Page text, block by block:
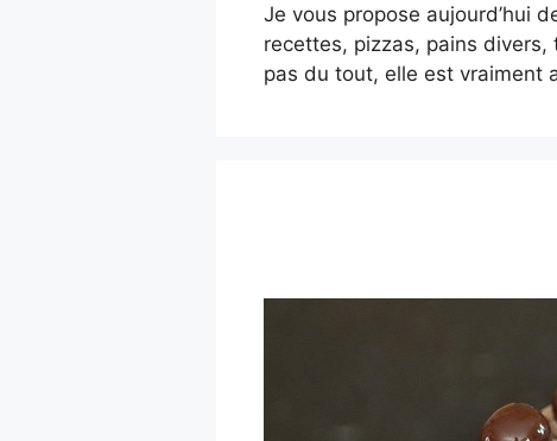
Je vous propose aujourd’hui
recettes, pizzas, pains
pas du tout, elle est vraiment